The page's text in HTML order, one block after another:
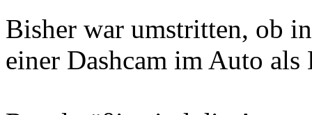
Bisher war umstritten, ob
einer Dashcam im Auto